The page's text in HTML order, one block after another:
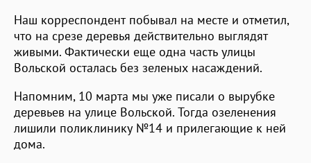
Наш корреспондент побывал на месте и отметил,
что на срезе деревья действительно выглядят
живыми. Фактически еще одна часть улицы
Вольской осталась без зеленых насаждений.
Напомним, 10 марта мы уже писали о вырубке
деревьев на улице Вольской. Тогда озеленения
лишили поликлинику №14 и прилегающие к ней
дома.